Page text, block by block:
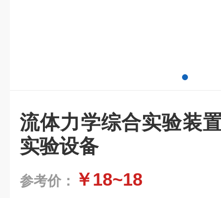
流体力学综合实验装
实验设备
参考价： ￥18~18